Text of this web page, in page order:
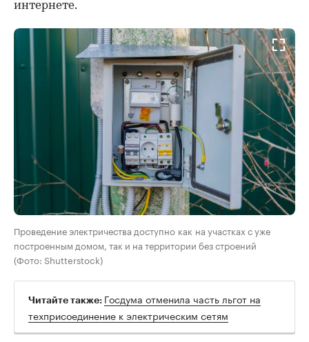
интернете.
Проведение электричества доступно как на участках с уже
построенным домом, так и на территории без строений
(Фото: Shutterstock)
Читайте также: Госдума отменила часть льгот на
техприсоединение к электрическим сетям